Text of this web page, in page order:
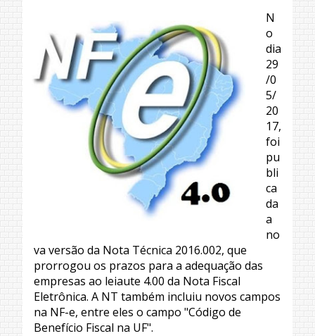
N
o
dia
29
/0
5/
20
17,
foi
pu
bli
ca
da
a
no
va versão da Nota Técnica 2016.002, que
prorrogou os prazos para a adequação das
empresas ao leiaute 4.00 da Nota Fiscal
Eletrônica. A NT também incluiu novos campos
na NF-e, entre eles o campo "Código de
Benefício Fiscal na UF".